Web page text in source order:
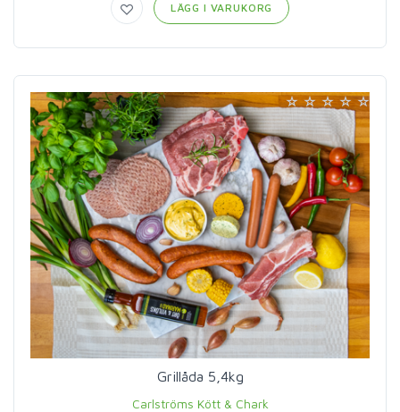
LÄGG I VARUKORG
Grillåda 5,4kg
Carlströms Kött & Chark